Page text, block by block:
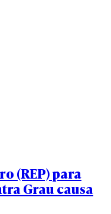
(REP) para
Grau causa